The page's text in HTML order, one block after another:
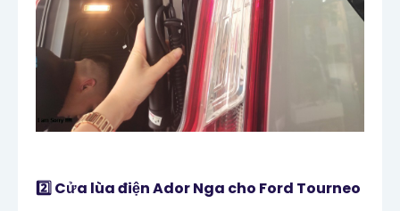
2️⃣ Cửa lùa điện Ador Nga cho Ford Tourneo